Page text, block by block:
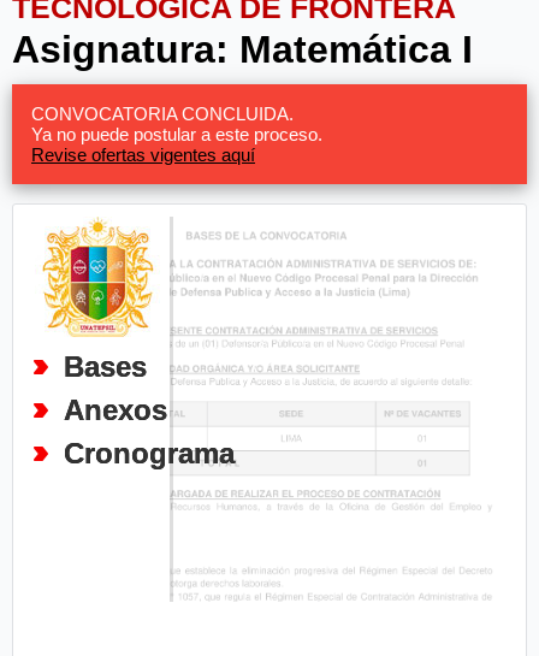
Asignatura: Matemática I
CONVOCATORIA CONCLUIDA.
Ya no puede postular a este proceso.
Revise ofertas vigentes aquí
Bases
Anexos
Cronograma